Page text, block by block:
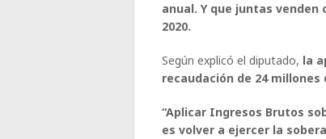
anual. Y que juntas
2020.
Según explicó el diputado, la
recaudación de 24 millones
“Aplicar Ingresos Brutos
es volver a ejercer la